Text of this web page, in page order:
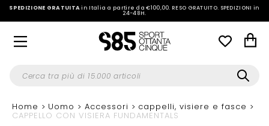
SPEDIZIONE GRATUITAin Italia a partire da €100,00.RESO GRATUITO. SPEDIZIONI in
24-48H.
Home Uomo Accessori cappelli, visiere e fasce
CAPPELLO CON VISIERA FUNDAMENTALS